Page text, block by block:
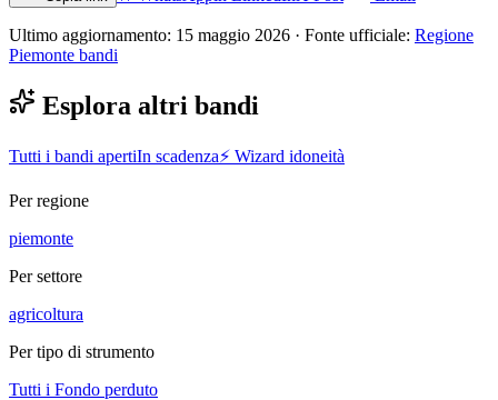
Ultimo aggiornamento: 15 maggio 2026 · Fonte ufficiale: Regione
Piemonte bandi
Esplora altri bandi
Tutti i bandi apertiIn scadenza⚡ Wizard idoneità
Per regione
piemonte
Per settore
agricoltura
Per tipo di strumento
Tutti i Fondo perduto